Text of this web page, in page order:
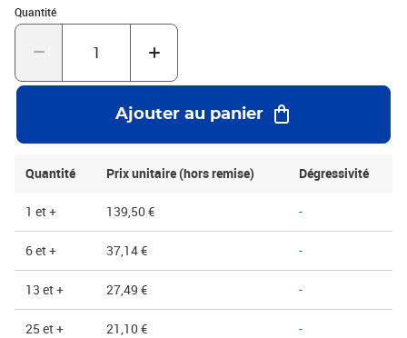
classique, avec rabats supérieurs et inférieurs, permet un montage
instantané et une fermeture sécurisée.Livrée à plat pour un gain
d'espace maximal, cette caisse se déploie en un clin d'œil,
carrées et sa faible hauteur la rendent particulièrement adaptée
aux documents, livres, vêtements pliés, ou produits électroniques
Quantité
Quantité : 1
Ajouter au panier
Quantité Prix unitaire (hors remise) Dégressivité
1 et + 139,50 € -
6 et + 37,14 € -
13 et + 27,49 € -
25 et + 21,10 € -